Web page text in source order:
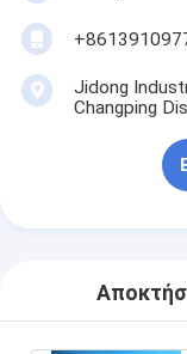
Jidong
Changping